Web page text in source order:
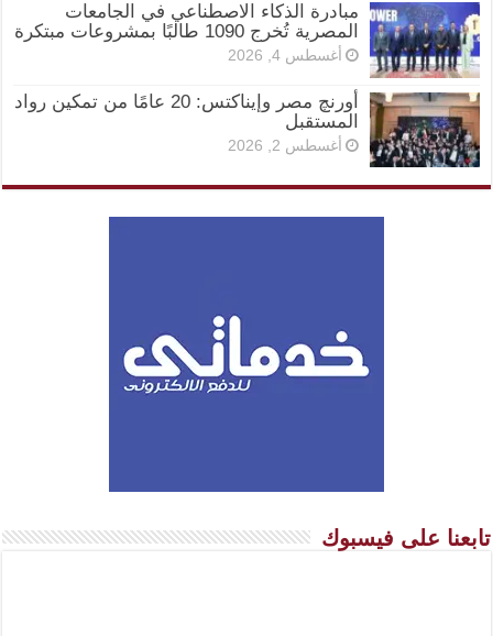
مبادرة الذكاء الاصطناعي في الجامعات
المصرية تُخرج 1090 طالبًا بمشروعات مبتكرة
أغسطس 4, 2026
أورنچ مصر وإيناكتس: 20 عامًا من تمكين رواد
المستقبل
أغسطس 2, 2026
تابعنا على فيسبوك